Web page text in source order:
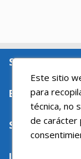
SOBRE
ENLACES DE
SU CUENTA
Este sitio
para
técnica, no
de carácter